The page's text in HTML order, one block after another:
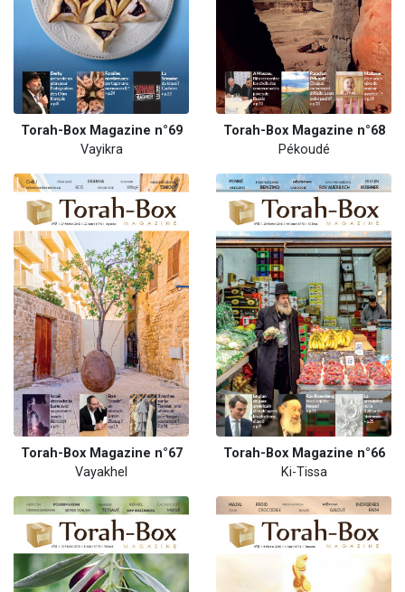
Torah-Box Magazine n°69
Vayikra
Torah-Box Magazine n°68
Pékoudé
Torah-Box Magazine n°67
Vayakhel
Torah-Box Magazine n°66
Ki-Tissa